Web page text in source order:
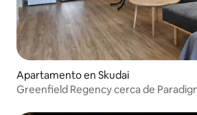
Apartamento en Skudai
Greenfield Regency cerca de